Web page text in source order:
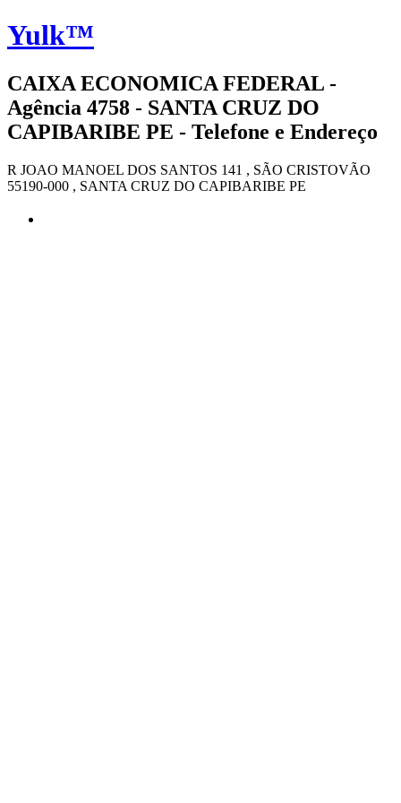
Yulk™
CAIXA ECONOMICA FEDERAL -
Agência 4758 - SANTA CRUZ DO
CAPIBARIBE PE - Telefone e Endereço
R JOAO MANOEL DOS SANTOS 141 , SÃO CRISTOVÃO
55190-000 , SANTA CRUZ DO CAPIBARIBE PE